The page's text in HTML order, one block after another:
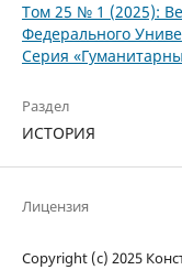
Том 25 № 1 (2025):
Федерального
Серия
Раздел
ИСТОРИЯ
Лицензия
Copyright (c) 2025